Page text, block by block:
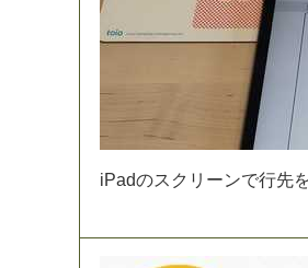
iPadのス ク リ ーンで行先